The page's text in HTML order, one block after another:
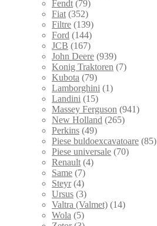
Fendt (79)
Fiat (352)
Filtre (139)
Ford (144)
JCB (167)
John Deere (939)
Konig Traktoren (7)
Kubota (79)
Lamborghini (1)
Landini (15)
Massey Ferguson (941)
New Holland (265)
Perkins (49)
Piese buldoexcavatoare (85)
Piese universale (70)
Renault (4)
Same (7)
Steyr (4)
Ursus (3)
Valtra (Valmet) (14)
Wola (5)